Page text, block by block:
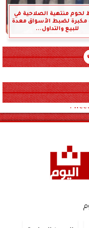
منتهية الصلاحية في
مكبرة لضبط الأسواق معدة
للبيع والتداول...